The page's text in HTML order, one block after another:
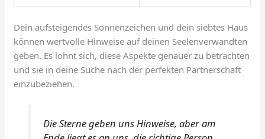
Dein aufsteigendes Sonnenzeichen und dein siebtes Haus
können wertvolle Hinweise auf deinen Seelenverwandten
geben. Es lohnt sich, diese Aspekte genauer zu betrachten
und sie in deine Suche nach der perfekten Partnerschaft
einzubeziehen.
Die Sterne geben uns Hinweise, aber am